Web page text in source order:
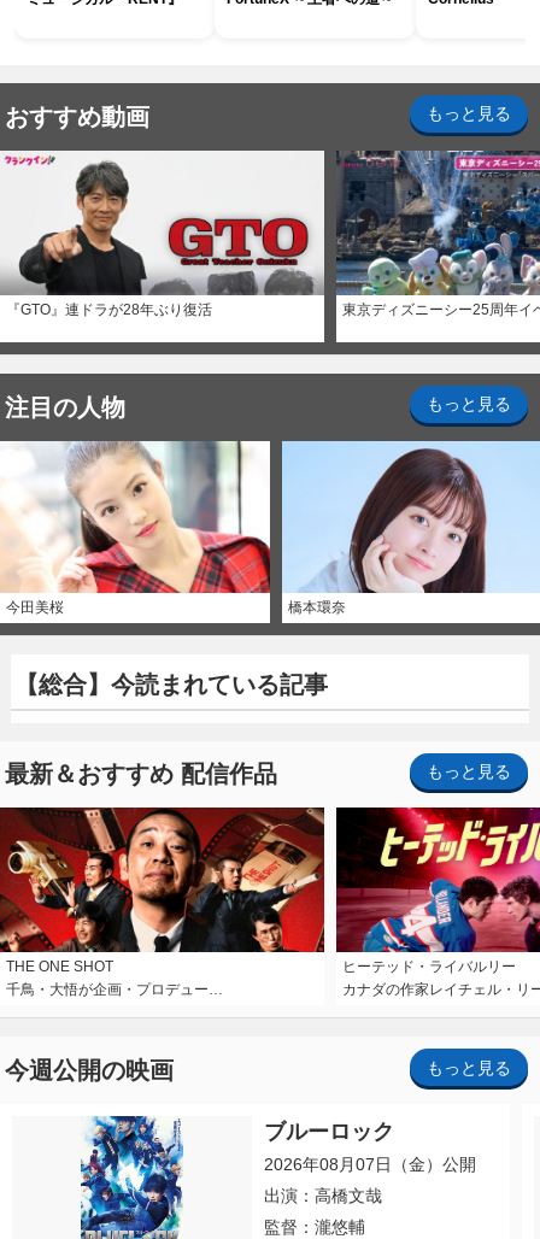
おすすめ動画 もっと見る
『GTO』連ドラが28年ぶり復活 東京ディズニーシー25周年イ
注目の人物 もっと見る
今田美桜 橋本環奈
【総合】今読まれている記事
最新＆おすすめ 配信作品 もっと見る
THE ONE SHOT
千鳥・大悟が企画・プロデュー…
ヒーテッド・ライバルリー
カナダの作家レイチェル・リ
今週公開の映画 もっと見る
ブルーロック
2026年08月07日（金）公開
出演：高橋文哉
監督：瀧悠輔